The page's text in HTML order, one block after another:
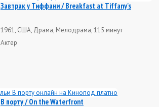
Завтрак у Тиффани / Breakfast at Tiffany's
1961, США, Драма, Мелодрама, 115 минут
Актер
В порту / On the Waterfront